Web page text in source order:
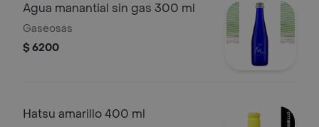
Agua manantial sin gas 300 ml
Gaseosas
$ 6200
Hatsu amarillo 400 ml